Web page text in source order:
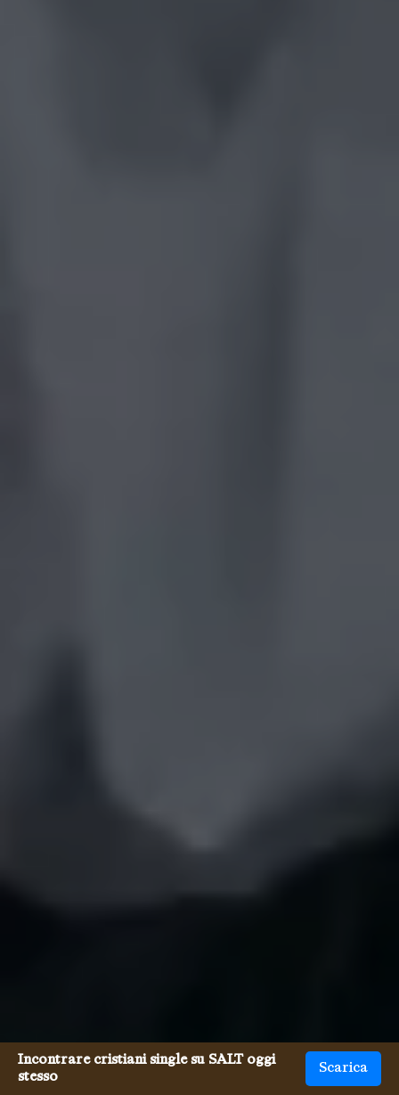
Incontrare cristiani single su SALT oggi
stesso
Scarica